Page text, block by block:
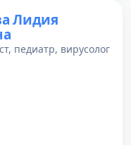
Лидия
педиатр, вирусолог